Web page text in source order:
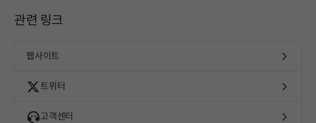
관련 링크
웹사이트
트위터
고객센터